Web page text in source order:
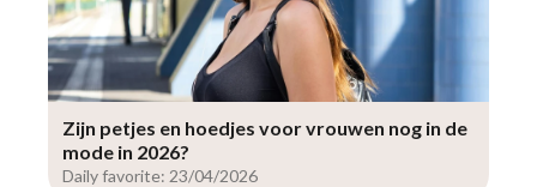
Zijn petjes en hoedjes voor vrouwen nog in de
mode in 2026?
Daily favorite: 23/04/2026